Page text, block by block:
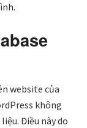
website của
không
Điều này do